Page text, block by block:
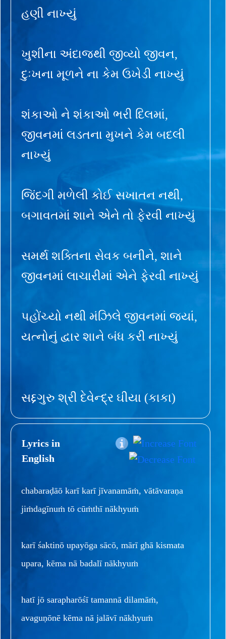
હણી નાખ્યું
ખુશીના અંદાજથી જીવ્યો જીવન,
દુઃખના મૂળને ના કેમ ઉખેડી નાખ્યું
શંકાઓ ને શંકાઓ ભરી દિલમાં,
જીવનમાં લડતના મુખને કેમ બદલી
નાખ્યું
જિંદગી મળેલી કોઈ સખાતન નથી,
બગાવતમાં શાને એને તો ફેરવી નાખ્યું
સમર્થ શક્તિના સેવક બનીને, શાને
જીવનમાં લાચારીમાં એને ફેરવી નાખ્યું
પહોંચ્યો નથી મંઝિલે જીવનમાં જ્યાં,
યત્નોનું દ્વાર શાને બંધ કરી નાખ્યું
સદ્દગુરુ શ્રી દેવેન્દ્ર ઘીયા (કાકા)
Lyrics in
English
chabaraḍāō karī karī jīvanamāṁ, vātāvaraṇa
jiṁdagīnuṁ tō cūṁthī nākhyuṁ
karī śaktinō upayōga sācō, mārī ghā kismata
upara, kēma nā badalī nākhyuṁ
hatī jō sarapharōśī tamannā dilamāṁ,
avaguṇōnē kēma nā jalāvī nākhyuṁ